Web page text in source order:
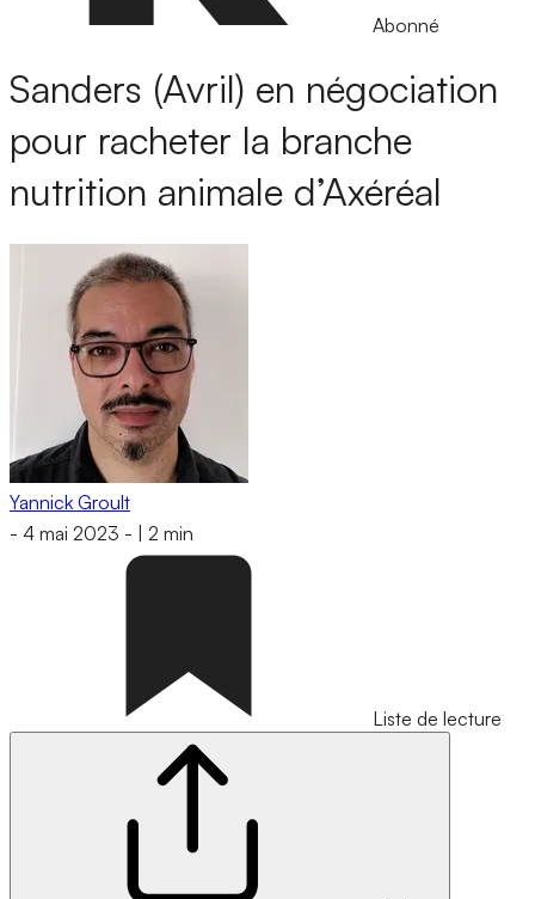
Abonné
Sanders (Avril) en négociation
pour racheter la branche
nutrition animale d’Axéréal
Yannick Groult
- 4 mai 2023 - 2 min
Liste de lecture